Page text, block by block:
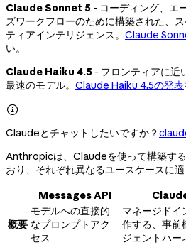
Claude Sonnet 5 - コーディング、エ
ズワークフローのために構築された、
ティアインテリジェンス。 Claude
い。
Claude Haiku 4.5 - フロンティアに近
最速のモデル。 Claude Haiku 4.5の発表

Claudeとチャットしたいですか？
Anthropicは、Claudeを使って構築す
おり、それぞれ異なるユースケースに適
Messages API
概要
モデルへの直接的
なプロンプトアク
セス
マネージドイ
作する、事前
ジェントハー